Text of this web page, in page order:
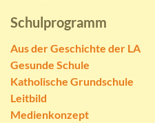
Schulprogramm
Aus der Geschichte der LA
Gesunde Schule
Katholische Grundschule
Leitbild
Medienkonzept